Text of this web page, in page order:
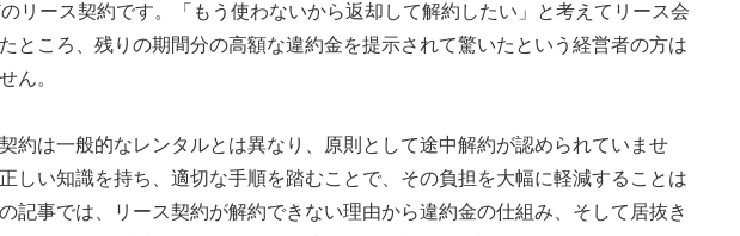
リース契約です。「もう使わないから返却して解約したい」と考えてリース会
ところ、残りの期間分の高額な違約金を提示されて驚いたという経営者の方は
ん。
約は一般的なレンタルとは異なり、原則として途中解約が認められていませ
しい知識を持ち、適切な手順を踏むことで、その負担を大幅に軽減することは
記事では、リース契約が解約できない理由から違約金の仕組み、そして居抜き